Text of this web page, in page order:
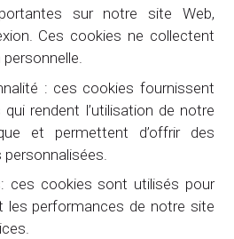
sur notre site Web,
Ces cookies ne collectent
: ces cookies fournissent
rendent l’utilisation de notre
et permettent d’offrir des
ces cookies sont utilisés pour
les performances de notre site